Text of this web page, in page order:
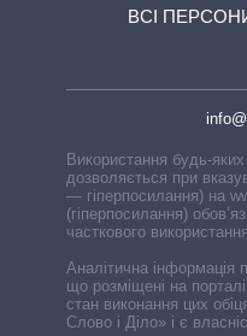
ВСІ
Використання будь-яких
дозволяється при
— гіперпосилання) на
(гіперпосилання)
часткового
Аналітична інформація
що розміщені на
стан виконання цих
Слово і Діло» і є